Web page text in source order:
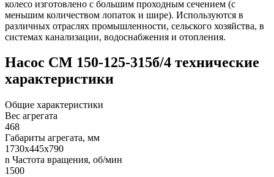
колесо изготовлено с большим проходным сечением (с
меньшим количеством лопаток и шире). Используются в
различных отраслях промышленности, сельского хозяйства, в
системах канализации, водоснабжения и отопления.
Насос СМ 150-125-315б/4 технические
характеристики
Общие характеристики
Вес агрегата
468
Габариты агрегата, мм
1730х445х790
n Частота вращения, об/мин
1500